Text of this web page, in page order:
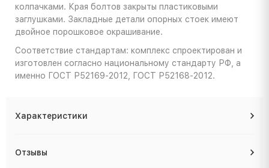
колпачками. Края болтов закрыты пластиковыми
заглушками. Закладные детали опорных стоек имеют
двойное порошковое окрашивание.
Соответствие стандартам: комплекс спроектирован и
изготовлен согласно национальному стандарту РФ, а
именно ГОСТ Р52169-2012, ГОСТ Р52168-2012.
Характеристики
Отзывы